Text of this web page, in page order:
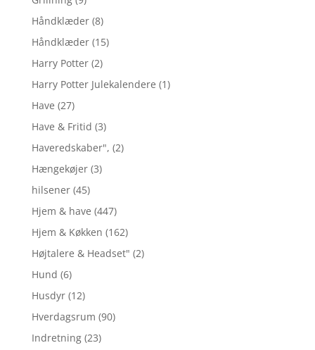
Håndklæder (8)
Håndklæder (15)
Harry Potter (2)
Harry Potter Julekalendere (1)
Have (27)
Have & Fritid (3)
Haveredskaber", (2)
Hængekøjer (3)
hilsener (45)
Hjem & have (447)
Hjem & Køkken (162)
Højtalere & Headset" (2)
Hund (6)
Husdyr (12)
Hverdagsrum (90)
Indretning (23)